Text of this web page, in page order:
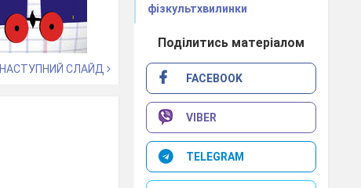
НАСТУПНИЙ СЛАЙД
фізкультхвилинки
Поділитись матеріалом
FACEBOOK
VIBER
TELEGRAM